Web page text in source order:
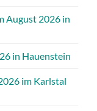
August 2026 in
in Hauenstein
im Karlstal